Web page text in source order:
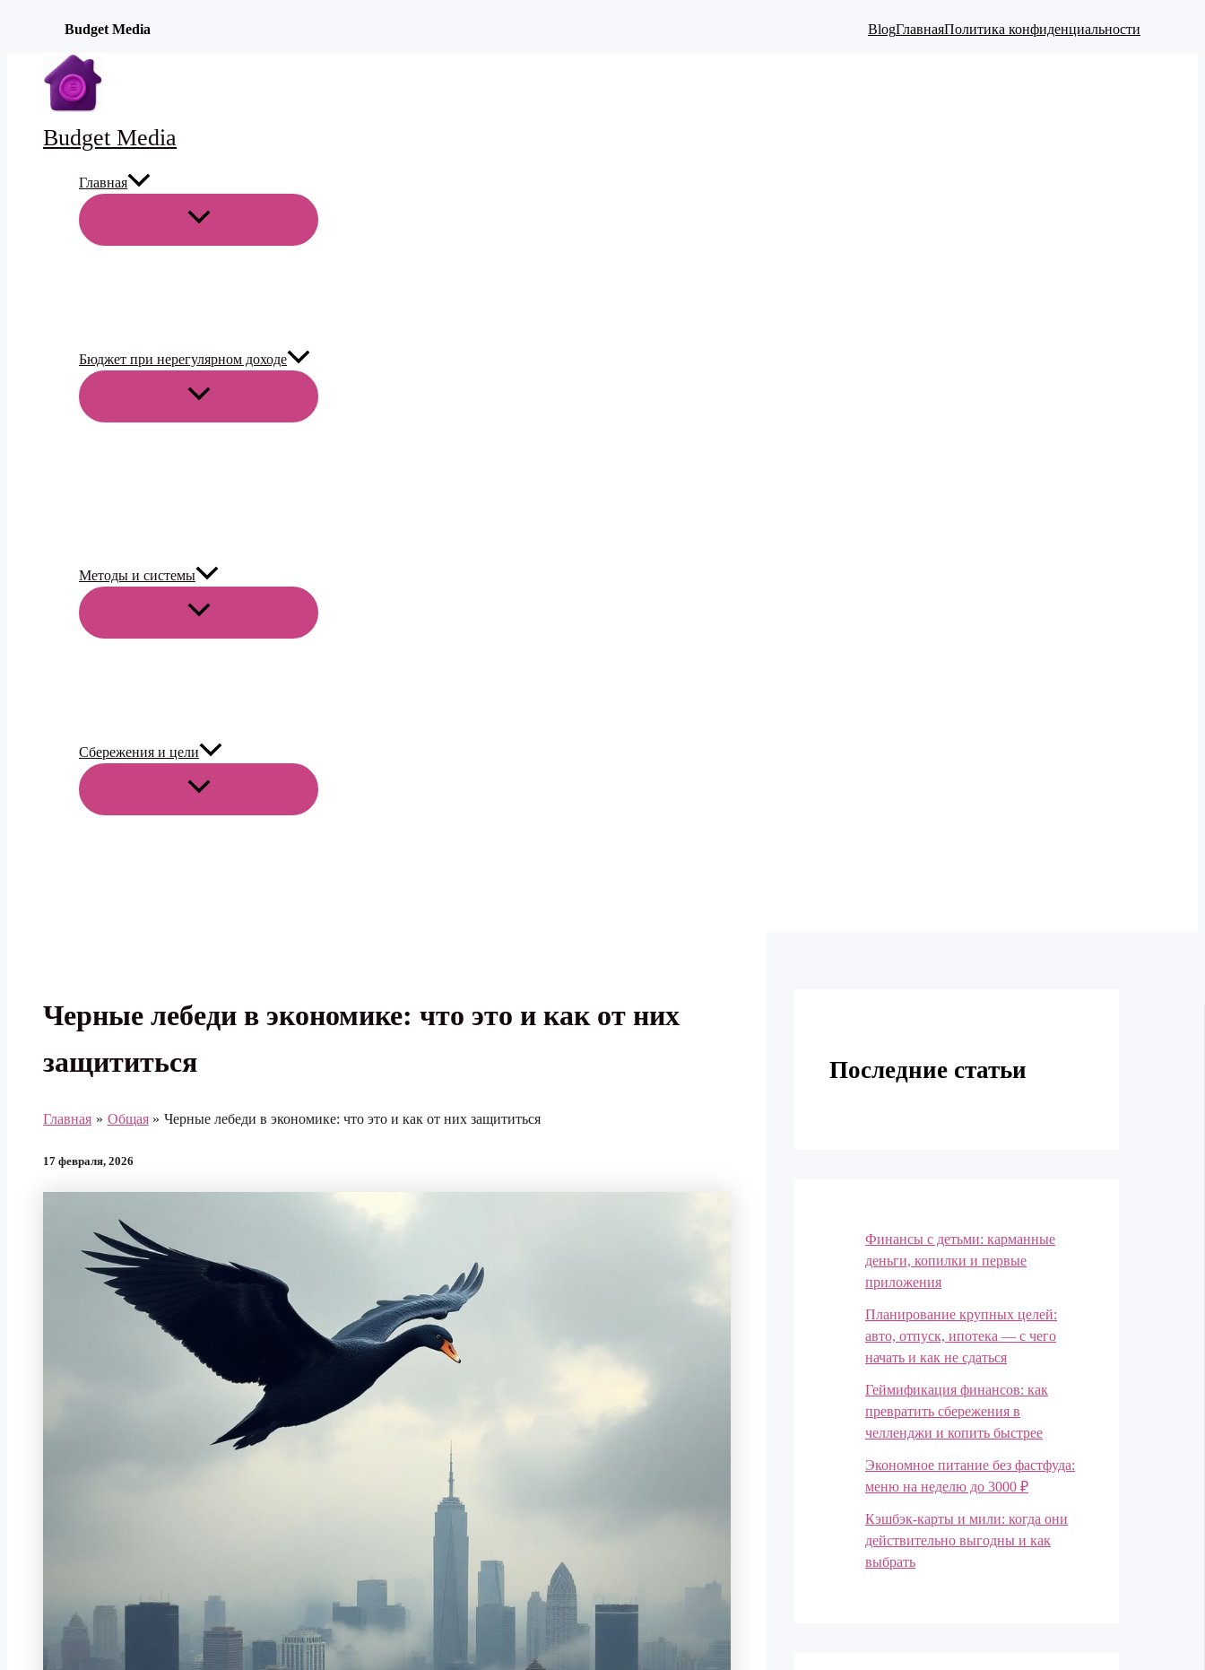
Budget Media BlogГлавнаяПолитика конфиденциальности
Перейти
содержимому
Budget Media
Главная
ПЕРЕКЛЮЧАТЕЛЬ
Бюджет при нерегулярном доходе
ПЕРЕКЛЮЧАТЕЛЬ
Методы и системы
ПЕРЕКЛЮЧАТЕЛЬ
Сбережения и цели
ПЕРЕКЛЮЧАТЕЛЬ
Черные лебеди в экономике: что это и как от них
защититься
Главная Общая Черные лебеди в экономике: что это и как от них защититься
17 февраля, 2026
Последние статьи
Финансы с детьми: карманные
деньги, копилки и первые
приложения
Планирование крупных целей:
авто, отпуск, ипотека — с чего
начать и как не сдаться
Геймификация финансов: как
превратить сбережения в
челленджи и копить быстрее
Экономное питание без фастфуда:
меню на неделю до 3000 ₽
Кэшбэк-карты и мили: когда они
действительно выгодны и как
выбрать